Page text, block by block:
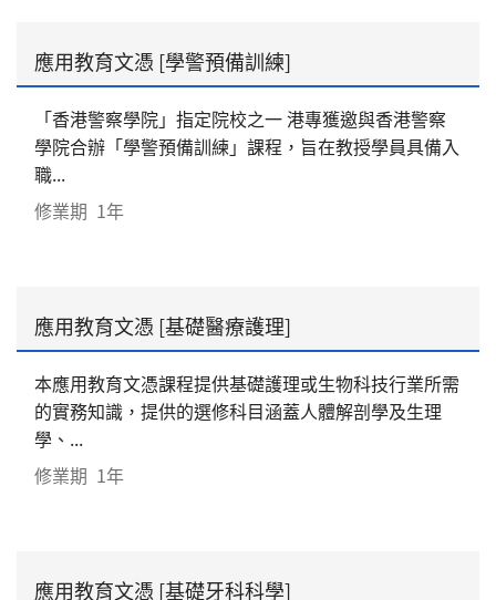
應用教育文憑 [學警預備訓練]
「香港警察學院」指定院校之一 港專獲邀與香港警察
學院合辦「學警預備訓練」課程，旨在教授學員具備入
職...
修業期 1年
應用教育文憑 [基礎醫療護理]
本應用教育文憑課程提供基礎護理或生物科技行業所需
的實務知識，提供的選修科目涵蓋人體解剖學及生理
學、...
修業期 1年
應用教育文憑 [基礎牙科科學]